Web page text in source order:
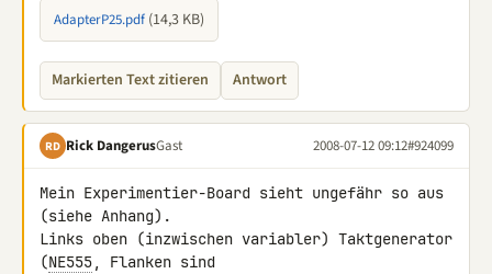
AdapterP25.pdf (14,3 KB)
Markierten Text zitieren Antwort
RD Rick DangerusGast 2008-07-12 09:12#924099
Mein Experimentier-Board sieht ungefähr so aus
(siehe Anhang).
Links oben (inzwischen variabler) Taktgenerator
(NE555, Flanken sind